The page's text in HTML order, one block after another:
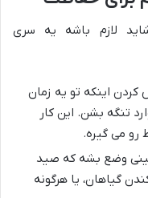
لازم باشه یه سری
اینکه تو یه زمان
تنگه بشن. این کار
رو می گیره.
وضع بشه که صید
گیاهان، یا هرگونه